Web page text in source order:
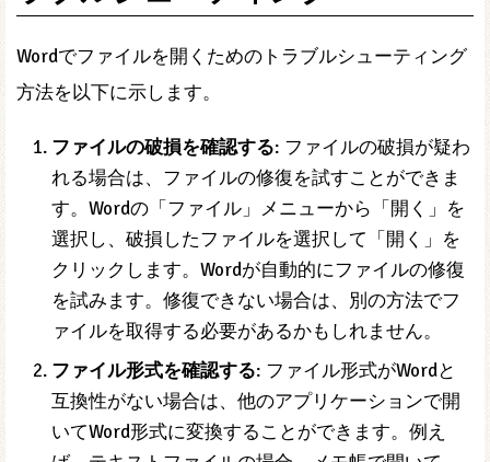
ファイルへのアクセス権がない: ファイルへのアク
セス権がない場合、Wordで開くことができなくな
ります。ファイルが読み取り専用になっている
か、ユーザーアカウントにアクセス権限がない可
能性があります。
Wordでファイルを開くためのト
ラブルシューティング
Wordでファイルを開くためのトラブルシューティング
方法を以下に示します。
ファイルの破損を確認する
: ファイルの破損が疑わ
れる場合は、ファイルの修復を試すことができま
す。Wordの「ファイル」メニューから「開く」を